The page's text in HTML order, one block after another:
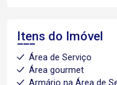
Itens do Imóvel
Área de Serviço
Área gourmet
Armário na Área de